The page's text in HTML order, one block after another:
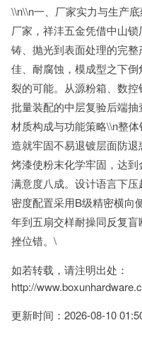
\\n\\n一、厂家实力与生产
厂家，祥沣五金凭借中山
铸、抛光到表面处理的完
佳、耐腐蚀，模成型之下
裂的可能。从源粉箱、数
批量装配的中层复验后端抽
材质构成与功能策略\\n整
造就牢固不易退镀层面防
烤漆使粉末化学牢固，达
满意度八成。设计语言下
密度配置采用B级精密横向
年到五扇交样耐操同反复
挫位错。\
如若转载，请注明出处：
http://
更新时间：2026-08-10